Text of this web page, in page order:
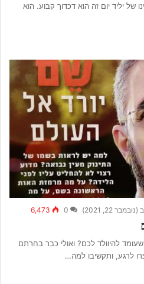
של יליד יום זה הוא דכדוך קבוע. הוא
22, 2021)
0
6,473
להיוולד לכם? ואולי כבר בחרתם
לרגע, ותקשיבו למה…